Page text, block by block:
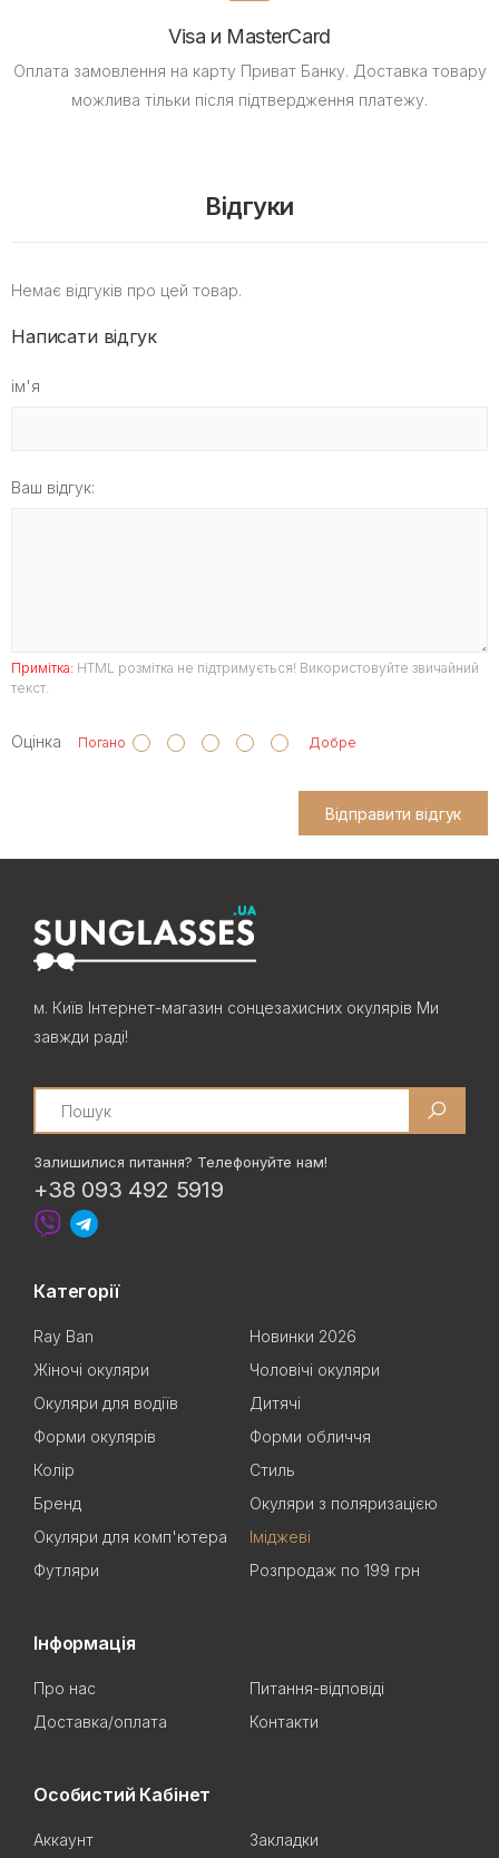
Visa и MasterCard
Оплата замовлення на карту Приват Банку. Доставка товару
можлива тільки після підтвердження платежу.
Відгуки
Немає відгуків про цей товар.
Написати відгук
ім'я
Ваш відгук:
Примітка: HTML розмітка не підтримується! Використовуйте звичайний
текст.
Оцінка Погано Добре
Відправити відгук
м. Київ Інтернет-магазин сонцезахисних окулярів Ми
завжди раді!
Search
Залишилися питання? Телефонуйте нам!
+38 093 492 5919
Категорії
Ray Ban
Новинки 2026
Жіночі окуляри
Чоловічі окуляри
Окуляри для водіїв
Дитячі
Форми окулярів
Форми обличчя
Колір
Стиль
Бренд
Окуляри з поляризацією
Окуляри для комп'ютера
Іміджеві
Футляри
Розпродаж по 199 грн
Інформація
Про нас
Питання-відповіді
Доставка/оплата
Контакти
Особистий Кабінет
Аккаунт Закладки